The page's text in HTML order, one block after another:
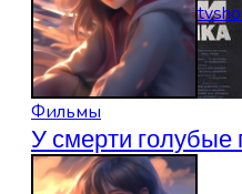
Фильмы
У смерти голубые